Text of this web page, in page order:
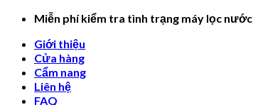
Skip
content
Miễn phí kiểm tra tình trạng máy lọc nước
Giới thiệu
Cửa hàng
Cẩm nang
Liên hệ
FAQ